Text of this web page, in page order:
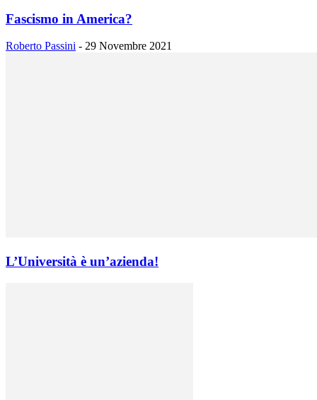
Fascismo in America?
Roberto Passini - 29 Novembre 2021
L’Università è un’azienda!